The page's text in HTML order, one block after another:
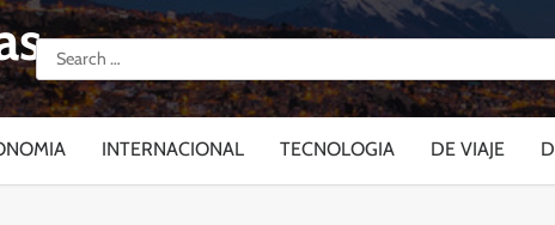
Search
for:
INTERNACIONAL TECNOLOGIA DE VIAJE